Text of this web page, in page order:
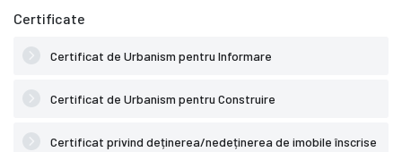
Certificate
Certificat de Urbanism pentru Informare
Certificat de Urbanism pentru Construire
Certificat privind deținerea/nedeținerea de imobile înscrise